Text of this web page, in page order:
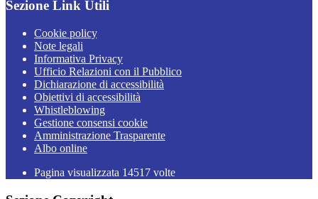
Sezione Link Utili
Cookie policy
Note legali
Informativa Privacy
Ufficio Relazioni con il Pubblico
Dichiarazione di accessibilità
Obiettivi di accessibilità
Whistleblowing
Gestione consensi cookie
Amministrazione Trasparente
Albo online
Pagina visualizzata 14517 volte